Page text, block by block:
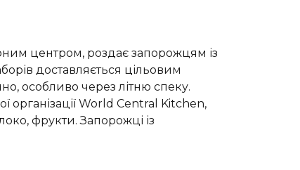
центром, роздає запорожцям із
доставляється цільовим
особливо через літню спеку.
організації World Central Kitchen,
фрукти. Запорожці із